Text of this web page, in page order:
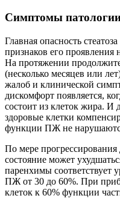
Симптомы
Главная опасность
признаков его проявления
На протяжении
(несколько месяцев или
жалоб и клинической
дискомфорт появляется,
состоит из клеток жира. И
здоровые клетки
функции ПЖ не
По мере прогрессирования
состояние может
паренхимы
ПЖ от 30 до 60%. При
клеток к 60% функции